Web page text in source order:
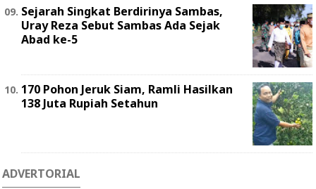
Sejarah Singkat Berdirinya Sambas,
Uray Reza Sebut Sambas Ada Sejak
Abad ke-5
170 Pohon Jeruk Siam, Ramli Hasilkan
138 Juta Rupiah Setahun
ADVERTORIAL